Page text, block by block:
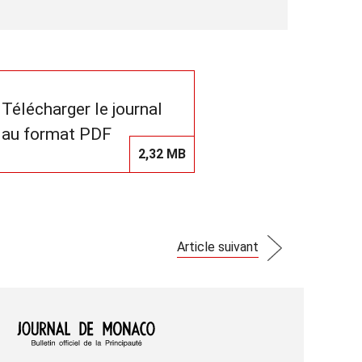
Télécharger le journal
au format PDF
2,32 MB
Article suivant